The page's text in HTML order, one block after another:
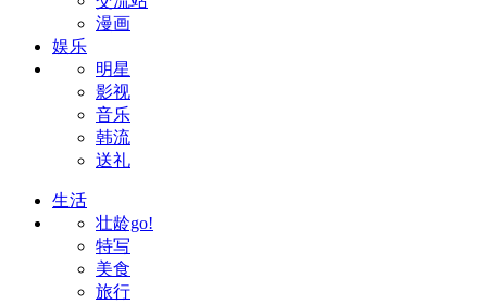
漫画
娱乐
明星
影视
音乐
韩流
送礼
生活
壮龄go!
特写
美食
旅行